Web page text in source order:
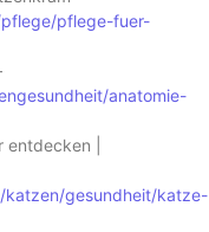
pflege-fuer-
anatomie-
|
gesundheit/katze-